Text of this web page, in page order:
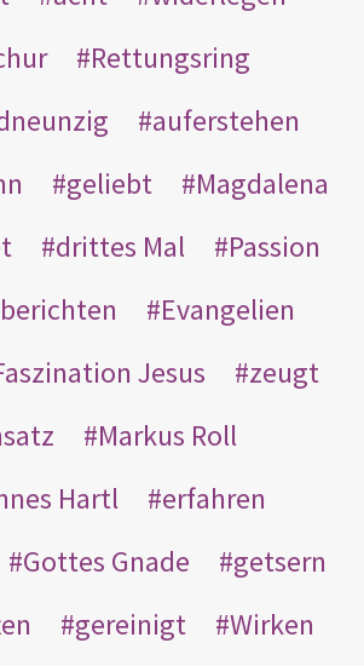
Rettungsring
auferstehen
geliebt
Magdalena
drittes Mal
Passion
berichten
Evangelien
Jesus
zeugt
Markus Roll
Hartl
erfahren
Gottes Gnade
getsern
gereinigt
Wirken